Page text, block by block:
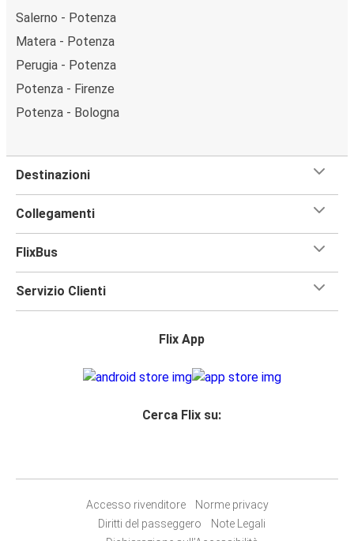
Salerno - Potenza
Matera - Potenza
Perugia - Potenza
Potenza - Firenze
Potenza - Bologna
Destinazioni
Collegamenti
FlixBus
Servizio Clienti
Flix App
Cerca Flix su:
Accesso rivenditore
Norme privacy
Diritti del passeggero
Note Legali